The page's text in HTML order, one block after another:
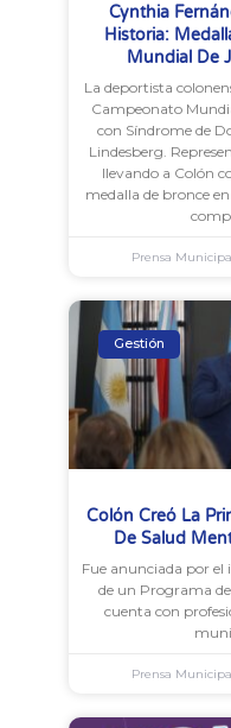
Cynthia
Historia:
Mundial De
La deportista
Campeonato
con Síndrome de
Lindesberg.
llevando a Colón
medalla de bronce
Prensa
Gestión
Colón Creó La
De Salud
Fue anunciada por el
de un Programa
cuenta con
Prensa